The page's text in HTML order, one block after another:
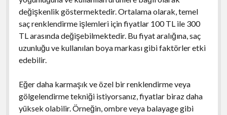
değişkenlik göstermektedir. Ortalama olarak, temel
saç renklendirme işlemleri için fiyatlar 100 TL ile 300
TL arasında değişebilmektedir. Bu fiyat aralığına, saç
uzunluğu ve kullanılan boya markası gibi faktörler etki
edebilir.
Eğer daha karmaşık ve özel bir renklendirme veya
gölgelendirme tekniği istiyorsanız, fiyatlar biraz daha
yüksek olabilir. Örneğin, ombre veya balayage gibi